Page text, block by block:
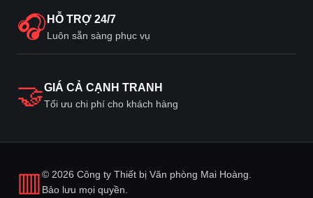
🎧 HỖ TRỢ 24/7
Luôn sẵn sàng phục vụ
🤝GIÁ CẢ CẠNH TRANH
Tối ưu chi phí cho khách hàng
▥© 2026 Công ty Thiết bị Văn phòng Mai Hoàng.
Bảo lưu mọi quyền.